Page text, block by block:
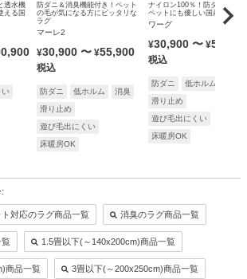
透水機
える国
い
防ダニ＆消臭機能付き！ペット
の毛が気になる方にピッタリな
ラグ
マーレ2
¥30,900 〜 ¥55,900
税込
防ダニ 低ホルム
消臭
滑り止め
遊び毛出にくい
床暖房OK
ナイロン100％！防ダニ＆消
ペットにも優しい国産ラグ
ワーグ
¥30,900 〜 ¥55,900
税込
防ダニ 低ホルム
滑り止め
遊び毛出にくい
床暖房OK
対応のラグ商品一覧 消臭のラグ商品一覧
覧 1.5畳以下(～140x200cm)商品一覧
商品一覧 3畳以下(～200x250cm)商品一覧